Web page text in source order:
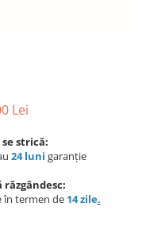
Lei
strică:
24 luni garanție
răzgândesc:
în termen de 14 zile.